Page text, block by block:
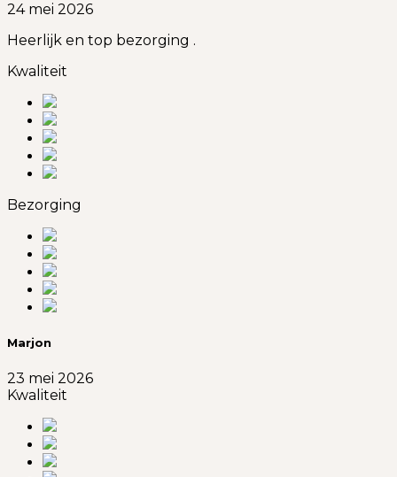
24 mei 2026
Heerlijk en top bezorging .
Kwaliteit
Bezorging
Marjon
23 mei 2026
Kwaliteit